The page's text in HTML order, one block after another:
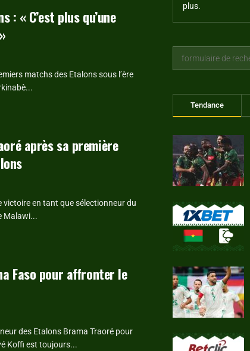
: « C’est plus qu’une
matchs des Etalons sous l’ère
après sa première
victoire en tant que sélectionneur du
Malawi...
Faso pour affronter le
des Etalons Brama Traoré pour
Koffi est toujours...
plus.
Tendance